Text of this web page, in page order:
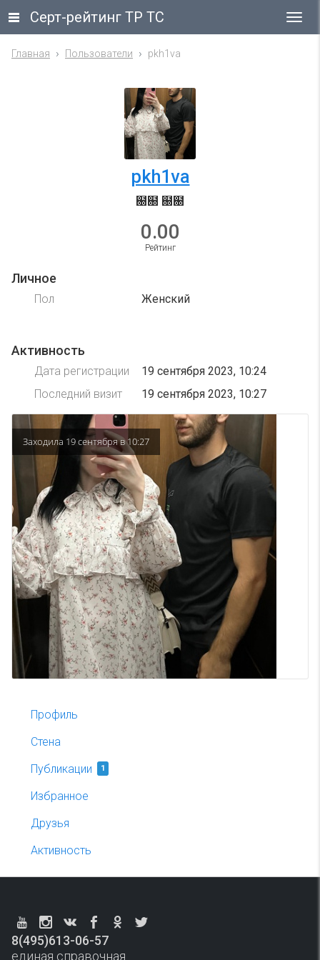
Серт-рейтинг ТР ТС
Главная Пользователи pkh1va
pkh1va
฀฀ ฀฀
0.00
Рейтинг
Личное
Пол Женский
Активность
Дата регистрации
19 сентября 2023, 10:24
Последний визит
19 сентября 2023, 10:27
Заходила 19 сентября в 10:27
Профиль
Стена
Публикации
1
Избранное
Друзья
Активность
8(495)613-06-57
единая справочная